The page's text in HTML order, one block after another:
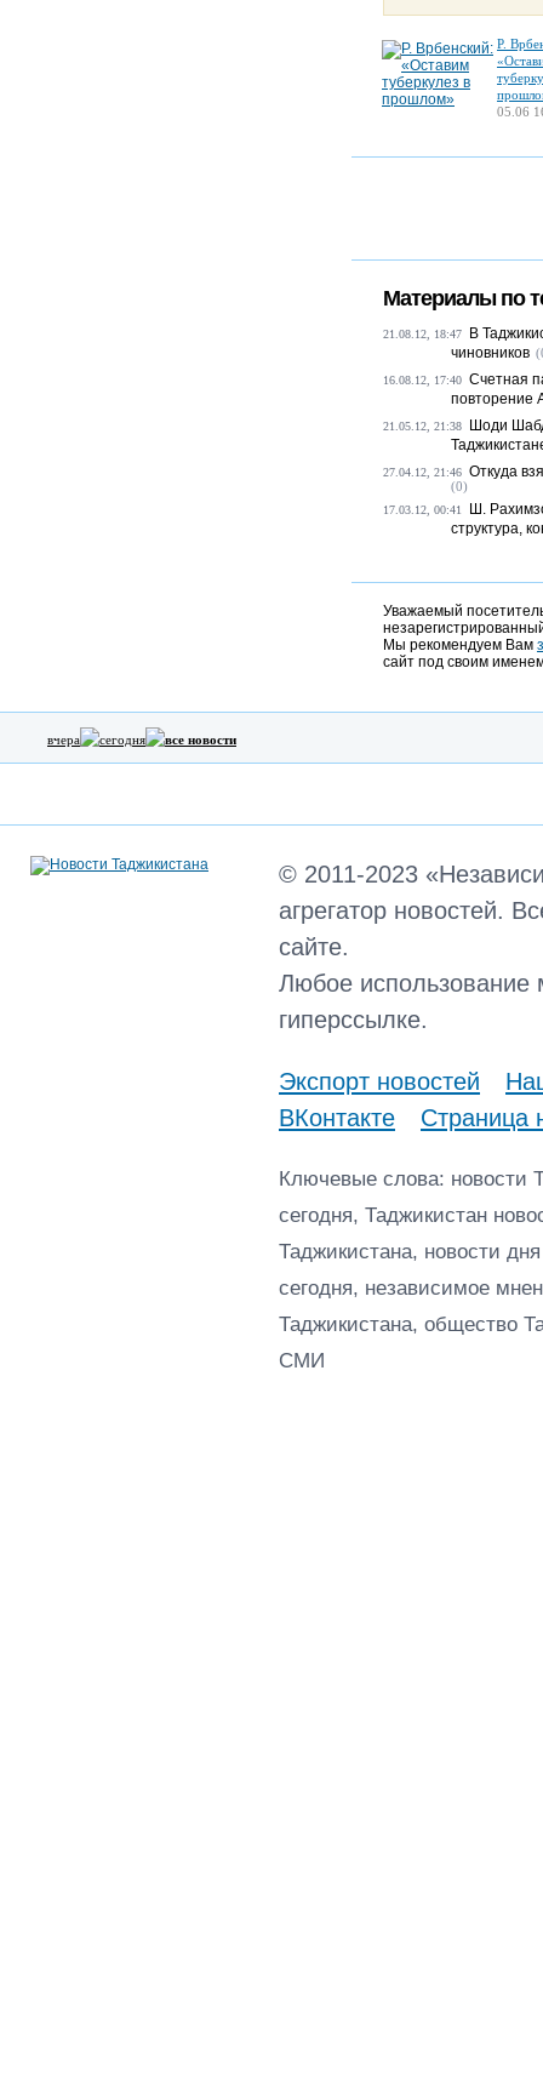
Р.
05.06
Материалы по
21.08.12, 18:47
В
чиновников
16.08.12, 17:40 Счетная
повторение
21.05.12, 21:38
Шоди
27.04.12, 21:46 Откуда
(0)
17.03.12, 00:41
Ш.
структура,
Уважаемый
Мы рекомендуем Вам
сайт под своим
вчера сегодня все новости
© 2011-2023
агрегатор новостей.
сайте.
Любое использование
гиперссылке.
Экспорт новостей
ВКонтакте
Страница
Ключевые слова: новости
сегодня, Таджикистан
Таджикистана, новости
сегодня, независимое
Таджикистана, общество
СМИ